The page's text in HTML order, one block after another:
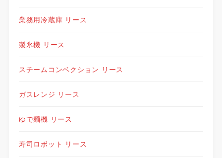
業務用冷蔵庫 リース
製氷機 リース
スチームコンベクション リース
ガスレンジ リース
ゆで麺機 リース
寿司ロボット リース